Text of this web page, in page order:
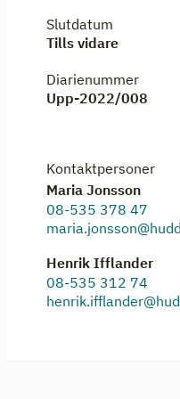
Slutdatum
Tills vidare
Diarienummer
Upp-2022/008
Kontaktpersoner
Maria Jonsson
08-535 378 47
Henrik Ifflander
08-535 312 74